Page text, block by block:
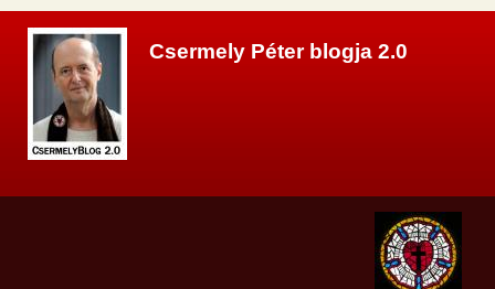
Csermely Péter blogja 2.0